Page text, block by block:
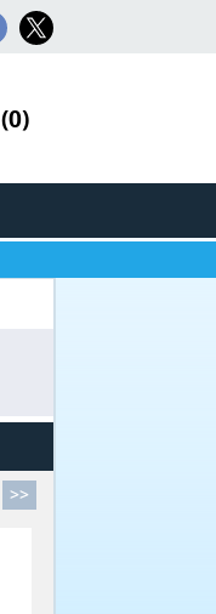
(0)
>>